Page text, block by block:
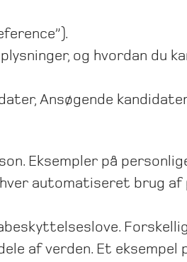
og hvordan du
Ansøgende
Eksempler på
automatiseret brug af
af verden. Et eksempel